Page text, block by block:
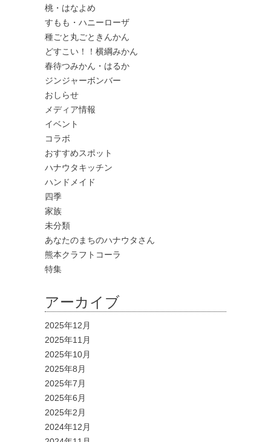
桃・はなよめ
すもも・ハニーローザ
種ごと丸ごときんかん
どすこい！！横綱みかん
春待つみかん・はるか
ジンジャーボンバー
おしらせ
メディア情報
イベント
コラボ
おすすめスポット
ハナウタキッチン
ハンドメイド
四季
家族
未分類
あなたのまちのハナウタさん
熊本クラフトコーラ
特集
アーカイブ
2025年12月
2025年11月
2025年10月
2025年8月
2025年7月
2025年6月
2025年2月
2024年12月